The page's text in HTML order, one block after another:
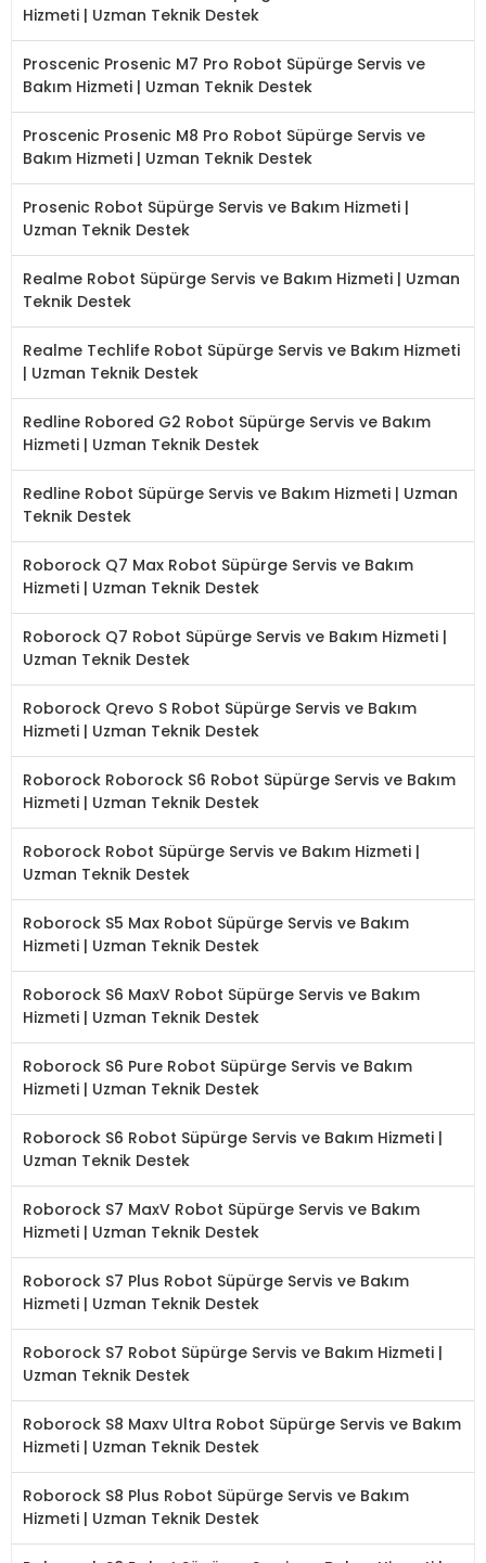
Hizmeti | Uzman Teknik Destek
Proscenic Prosenic M7 Pro Robot Süpürge Servis ve
Bakım Hizmeti | Uzman Teknik Destek
Proscenic Prosenic M8 Pro Robot Süpürge Servis ve
Bakım Hizmeti | Uzman Teknik Destek
Prosenic Robot Süpürge Servis ve Bakım Hizmeti |
Uzman Teknik Destek
Realme Robot Süpürge Servis ve Bakım Hizmeti | Uzman
Teknik Destek
Realme Techlife Robot Süpürge Servis ve Bakım Hizmeti
| Uzman Teknik Destek
Redline Robored G2 Robot Süpürge Servis ve Bakım
Hizmeti | Uzman Teknik Destek
Redline Robot Süpürge Servis ve Bakım Hizmeti | Uzman
Teknik Destek
Roborock Q7 Max Robot Süpürge Servis ve Bakım
Hizmeti | Uzman Teknik Destek
Roborock Q7 Robot Süpürge Servis ve Bakım Hizmeti |
Uzman Teknik Destek
Roborock Qrevo S Robot Süpürge Servis ve Bakım
Hizmeti | Uzman Teknik Destek
Roborock Roborock S6 Robot Süpürge Servis ve Bakım
Hizmeti | Uzman Teknik Destek
Roborock Robot Süpürge Servis ve Bakım Hizmeti |
Uzman Teknik Destek
Roborock S5 Max Robot Süpürge Servis ve Bakım
Hizmeti | Uzman Teknik Destek
Roborock S6 MaxV Robot Süpürge Servis ve Bakım
Hizmeti | Uzman Teknik Destek
Roborock S6 Pure Robot Süpürge Servis ve Bakım
Hizmeti | Uzman Teknik Destek
Roborock S6 Robot Süpürge Servis ve Bakım Hizmeti |
Uzman Teknik Destek
Roborock S7 MaxV Robot Süpürge Servis ve Bakım
Hizmeti | Uzman Teknik Destek
Roborock S7 Plus Robot Süpürge Servis ve Bakım
Hizmeti | Uzman Teknik Destek
Roborock S7 Robot Süpürge Servis ve Bakım Hizmeti |
Uzman Teknik Destek
Roborock S8 Maxv Ultra Robot Süpürge Servis ve Bakım
Hizmeti | Uzman Teknik Destek
Roborock S8 Plus Robot Süpürge Servis ve Bakım
Hizmeti | Uzman Teknik Destek